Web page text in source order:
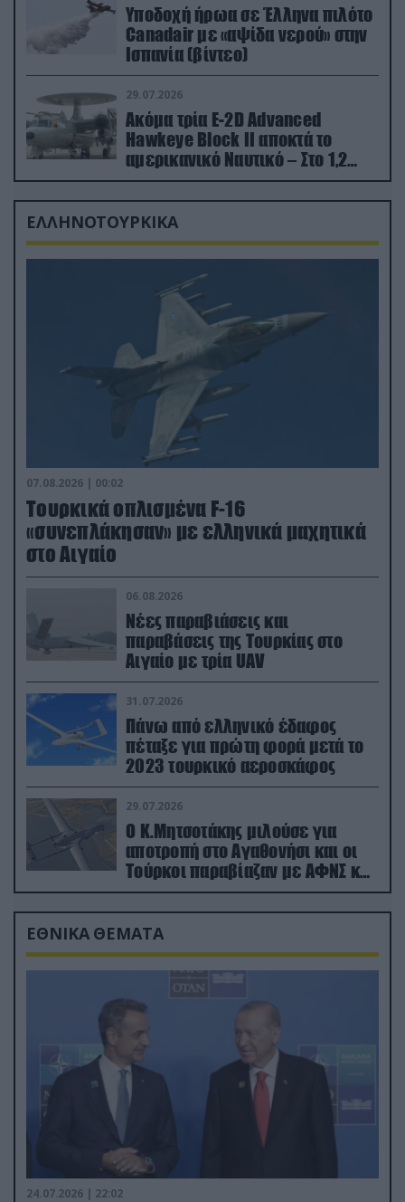
Υποδοχή ήρωα σε Έλληνα πιλότο
Canadair με «αψίδα νερού» στην
Ισπανία (βίντεο)
29.07.2026
Ακόμα τρία E-2D Advanced
Hawkeye Block II αποκτά το
αμερικανικό Ναυτικό – Στο 1,2
δισ.δολάρια το κόστος
ΕΛΛΗΝΟΤΟΥΡΚΙΚΑ
07.08.2026 | 00:02
Τουρκικά οπλισμένα F-16
«συνεπλάκησαν» με ελληνικά μαχητικά
στο Αιγαίο
06.08.2026
Νέες παραβιάσεις και
παραβάσεις της Τουρκίας στο
Αιγαίο με τρία UAV
31.07.2026
Πάνω από ελληνικό έδαφος
πέταξε για πρώτη φορά μετά το
2023 τουρκικό αεροσκάφος
29.07.2026
Ο Κ.Μητσοτάκης μιλούσε για
αποτροπή στο Αγαθονήσι και οι
Τούρκοι παραβίαζαν με ΑΦΝΣ και
drone
ΕΘΝΙΚΑ ΘΕΜΑΤΑ
24.07.2026 | 22:02